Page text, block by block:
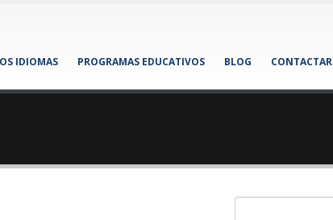
IDIOMAS PROGRAMAS EDUCATIVOS BLOG CONTACTAR